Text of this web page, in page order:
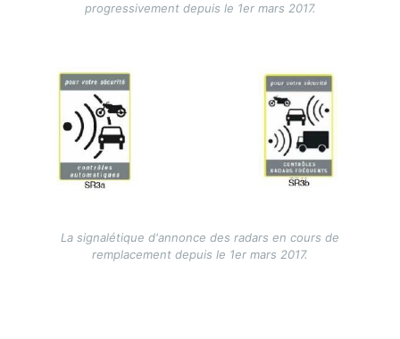
progressivement depuis le 1er mars 2017.
La signalétique d'annonce des radars en cours de
remplacement depuis le 1er mars 2017.